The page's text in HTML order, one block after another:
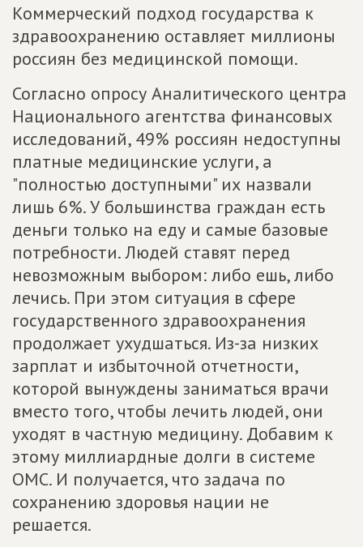
Коммерческий подход государства к
здравоохранению оставляет миллионы
россиян без медицинской помощи.
Согласно опросу Аналитического центра
Национального агентства финансовых
исследований, 49% россиян недоступны
платные медицинские услуги, а
"полностью доступными" их назвали
лишь 6%. У большинства граждан есть
деньги только на еду и самые базовые
потребности. Людей ставят перед
невозможным выбором: либо ешь, либо
лечись. При этом ситуация в сфере
государственного здравоохранения
продолжает ухудшаться. Из-за низких
зарплат и избыточной отчетности,
которой вынуждены заниматься врачи
вместо того, чтобы лечить людей, они
уходят в частную медицину. Добавим к
этому миллиардные долги в системе
ОМС. И получается, что задача по
сохранению здоровья нации не
решается.